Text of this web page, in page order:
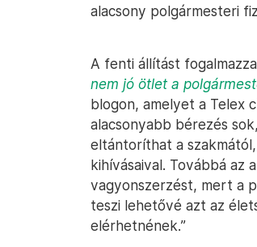
alacsony polgármesteri
A fenti állítást
nem jó ötlet a
blogon, amelyet a Telex
alacsonyabb bérezés
eltántoríthat a
kihívásaival. Továbbá
vagyonszerzést, mert a
teszi lehetővé azt az
elérhetnének.”